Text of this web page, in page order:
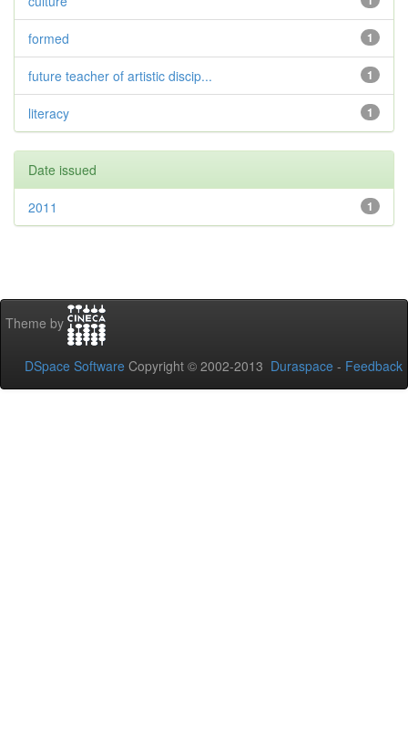
1
formed
1
future teacher of artistic discip...
1
literacy
Date issued
1
2011
Theme by
DSpace Software Copyright © 2002-2013 Duraspace - Feedback